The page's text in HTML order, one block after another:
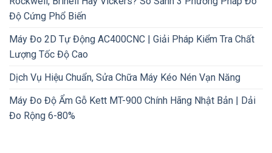
Độ Cứng Phổ Biến
Máy Đo 2D Tự Động AC400CNC | Giải Pháp Kiểm Tra Chất
Lượng Tốc Độ Cao
Dịch Vụ Hiệu Chuẩn, Sửa Chữa Máy Kéo Nén Vạn Năng
Máy Đo Độ Ẩm Gỗ Kett MT-900 Chính Hãng Nhật Bản | Dải
Đo Rộng 6-80%